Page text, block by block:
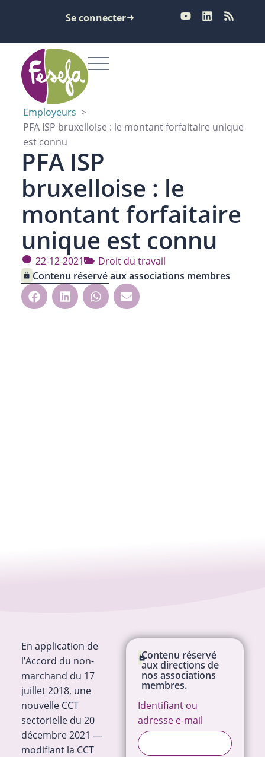
Se connecter
Employeurs >
PFA ISP bruxelloise : le montant forfaitaire unique
est connu
PFA ISP
bruxelloise : le
montant forfaitaire
unique est connu
22-12-2021 Droit du travail
Contenu réservé aux associations membres
En application de
l’Accord du non-
marchand du 17
juillet 2018, une
nouvelle CCT
sectorielle du 20
décembre 2021 —
modifiant la CCT
Contenu réservé
aux directions de
nos associations
membres.
Identifiant ou
adresse e-mail